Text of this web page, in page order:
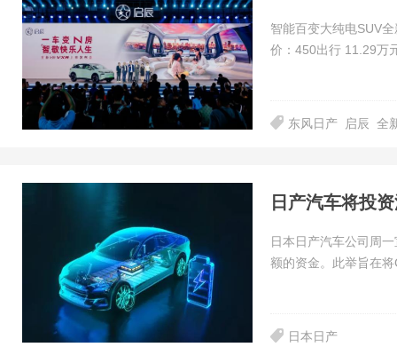
智能百变大纯电SUV
价：450出行 11.29万
东风日产 启辰 全
日产汽车将投
日本日产汽车公司周
额的资金。此举旨在
日本日产